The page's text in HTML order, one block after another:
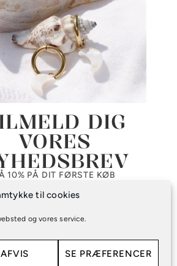
til cookies
og vores service.
AFVIS SE PRÆFERENCER
OM JUMANA
MIN KONTO
PRIVATLIVSPOLITIK
HANDELSBETINGELSER
KASSE
KURV
DIG
VORES
10% PÅ DIT FØRSTE KØB
DIG
VORES
10% PÅ DIT FØRSTE KØB